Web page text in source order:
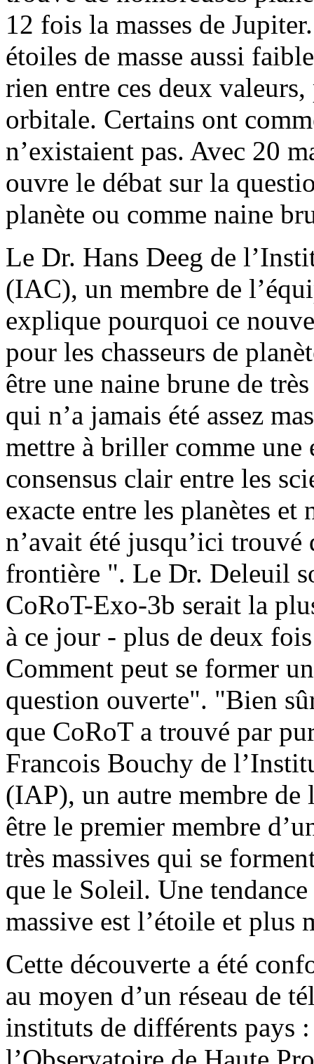
12 fois la masses de
étoiles de masse aussi
rien entre ces deux
orbitale. Certains ont
n’existaient pas. Avec 20
ouvre le débat sur la
planète ou comme naine
Le Dr. Hans Deeg de
(IAC), un membre de
explique pourquoi ce
pour les chasseurs de
être une naine brune de
qui n’a jamais été assez
mettre à briller comme une
consensus clair entre les
exacte entre les planètes
n’avait été jusqu’ici
frontière ". Le Dr. Deleuil
CoRoT-Exo-3b serait la
à ce jour - plus de deux
Comment peut se former
question ouverte". "Bien
que CoRoT a trouvé par
Francois Bouchy de
(IAP), un autre membre de
être le premier membre
très massives qui se
que le Soleil. Une
massive est l’étoile et plus
Cette découverte a été
au moyen d’un réseau de
instituts de différents pays